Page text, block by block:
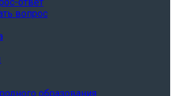
вопрос
образования